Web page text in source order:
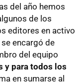
del año hemos
de los
editores en activo
encargó de
del equipo
y para todos los
en sumarse al